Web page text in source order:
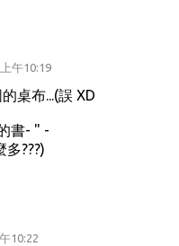
午10:19
桌布...(誤 XD
書- " -
???)
10:22